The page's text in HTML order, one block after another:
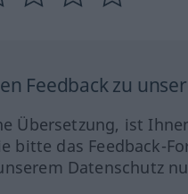
Feedback zu
Übersetzung, ist
bitte das Feedback-
Datenschutz